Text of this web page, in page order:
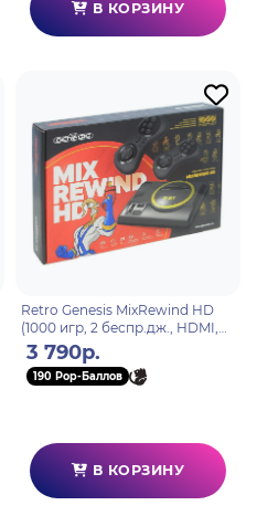
В КОРЗИНУ
Retro Genesis MixRewind HD
(1000 игр, 2 беспр.дж., HDMI,
8+16Bit, Rewind, сохранения,
RGP-515)
3 790р.
190 Pop-Баллов
В КОРЗИНУ